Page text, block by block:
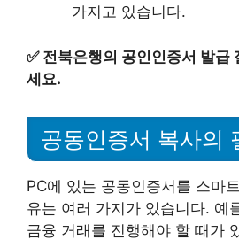
가지고 있습니다.
✅ 전북은행의 공인인증서 발급
세요.
공동인증서 복사의
PC에 있는 공동인증서를 스마
유는 여러 가지가 있습니다. 예
금융 거래를 진행해야 할 때가